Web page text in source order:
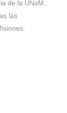
de la UNaM,
las